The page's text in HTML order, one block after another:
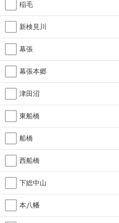
稲毛
新検見川
幕張
幕張本郷
津田沼
東船橋
船橋
西船橋
下総中山
本八幡